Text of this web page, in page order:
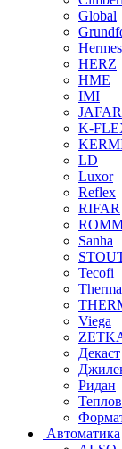
Global
Hermes
HERZ
HME
IMI
JAFAR
K-
LD
Luxor
Reflex
RIFAR
Sanha
Tecofi
Viega
Декаст
Ридан
Автоматика